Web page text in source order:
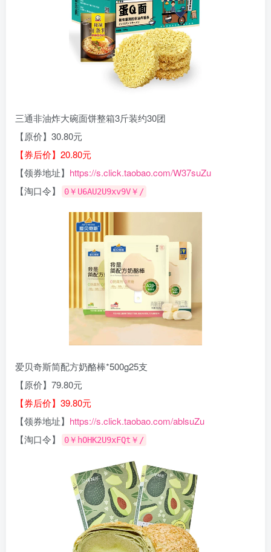
三通非油炸大碗面饼整箱3斤装约30团
【原价】30.80元
【券后价】20.80元
【领券地址】 https://s.click.taobao.com/W37suZu
【淘口令】
0￥U6AU2U9xv9V￥/
爱贝奇斯简配方奶酪棒*500g25支
【原价】79.80元
【券后价】39.80元
【领券地址】 https://s.click.taobao.com/ablsuZu
【淘口令】
0￥hOHK2U9xFQt￥/